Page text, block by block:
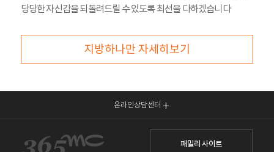
당당한 자신감을 되돌려드릴 수 있도록 최선을 다하겠습니다
지방하나만 자세히보기
온라인상담센터
패밀리 사이트